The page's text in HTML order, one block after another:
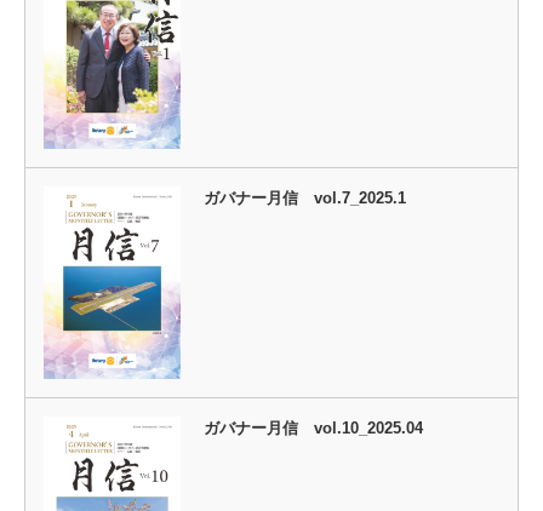
ガバナー月信 vol.7_2025.1
ガバナー月信 vol.10_2025.04